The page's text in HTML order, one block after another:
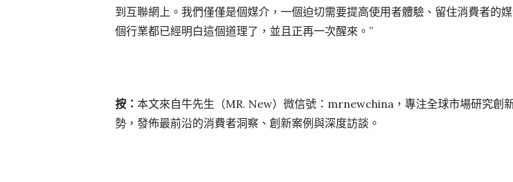
到互聯網上。我們僅僅是個媒介，一個迫切需要提高使用者體驗、留住消費者的
個行業都已經明白這個道理了，並且正再一次醒來。”
按： 本文來自牛先生（MR. New）微信號：mrnewchina，專注全球市場研究創
勢，發佈最前沿的消費者洞察、創新案例與深度訪談。